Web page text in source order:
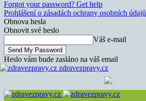
Forgot your password? Get help
Prohlášení o zásadách ochrany osobních údajů
Obnova hesla
Obnovit své heslo
Váš e-mail
Heslo vám bude zasláno na váš email
zdravezpravy.cz